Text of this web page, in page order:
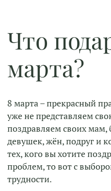
Что
марта?
8 марта – прекрасный
уже не представляем
поздравляем своих мам,
девушек, жён, подруг и
тех, кого вы хотите
проблем, то вот с
трудности.